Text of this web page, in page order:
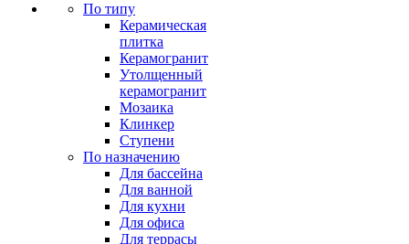
По типу
Керамическая
плитка
Керамогранит
Утолщенный
керамогранит
Мозаика
Клинкер
Ступени
По назначению
Для бассейна
Для ванной
Для кухни
Для офиса
Для террасы